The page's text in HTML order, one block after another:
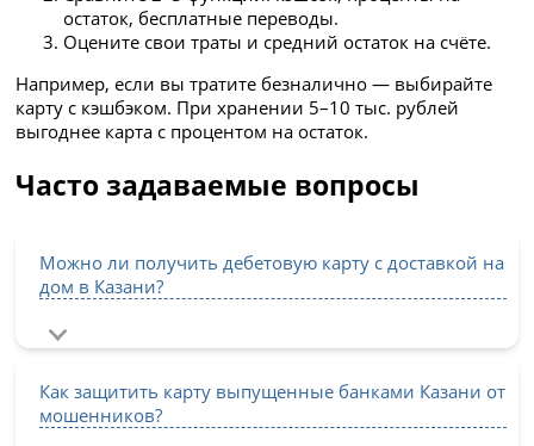
остаток, бесплатные переводы.
Оцените свои траты и средний остаток на счёте.
Например, если вы тратите безналично — выбирайте
карту с кэшбэком. При хранении 5–10 тыс. рублей
выгоднее карта с процентом на остаток.
Часто задаваемые вопросы
Можно ли получить дебетовую карту с доставкой на
дом в Казани?
Как защитить карту выпущенные банками Казани от
мошенников?